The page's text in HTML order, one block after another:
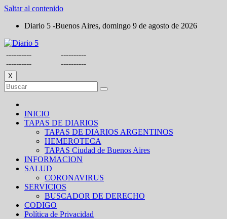
Saltar al contenido
Diario 5 -Buenos Aires, domingo 9 de agosto de 2026
----------
----------
----------
----------
X
INICIO
TAPAS DE DIARIOS
TAPAS DE DIARIOS ARGENTINOS
HEMEROTECA
TAPAS Ciudad de Buenos Aires
INFORMACION
SALUD
CORONAVIRUS
SERVICIOS
BUSCADOR DE DERECHO
CODIGO
Política de Privacidad